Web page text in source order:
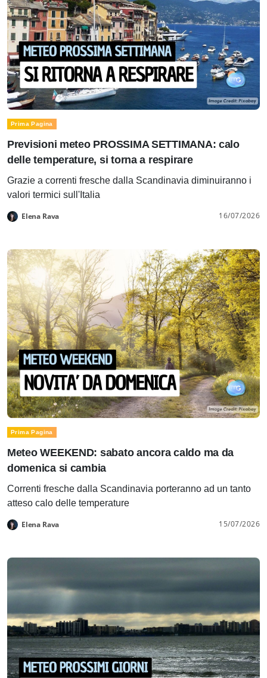
Prima Pagina
Previsioni meteo PROSSIMA SETTIMANA: calo
delle temperature, si torna a respirare
Grazie a correnti fresche dalla Scandinavia diminuiranno i
valori termici sull'Italia
Elena Rava 16/07/2026
Prima Pagina
Meteo WEEKEND: sabato ancora caldo ma da
domenica si cambia
Correnti fresche dalla Scandinavia porteranno ad un tanto
atteso calo delle temperature
Elena Rava 15/07/2026